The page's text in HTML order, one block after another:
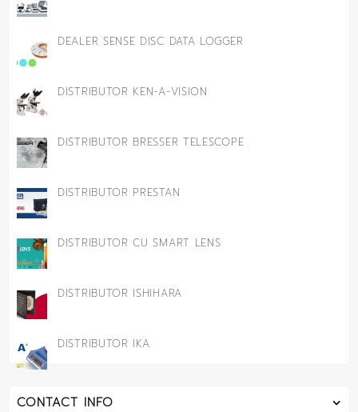
DEALER SENSE DISC DATA LOGGER
DISTRIBUTOR KEN-A-VISION
DISTRIBUTOR BRESSER TELESCOPE
DISTRIBUTOR PRESTAN
DISTRIBUTOR CU SMART LENS
DISTRIBUTOR ISHIHARA
DISTRIBUTOR IKA
CONTACT INFO